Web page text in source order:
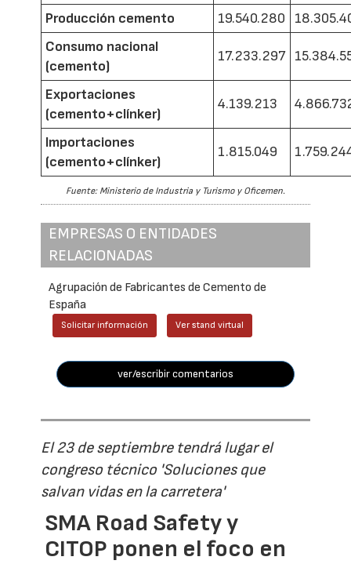
Producción cemento 19.540.280
Consumo nacional
(cemento)
17.233.297
Exportaciones
(cemento+clínker)
4.139.213
Importaciones
(cemento+clínker)
1.815.049
Fuente: Ministerio de Industria y Turismo y Oficemen.
EMPRESAS O ENTIDADES
RELACIONADAS
Agrupación de Fabricantes de Cemento de
España
Solicitar información Ver stand virtual
ver/escribir comentarios
El 23 de septiembre tendrá lugar el
congreso técnico 'Soluciones que
salvan vidas en la carretera'
SMA Road Safety y
CITOP ponen el foco en